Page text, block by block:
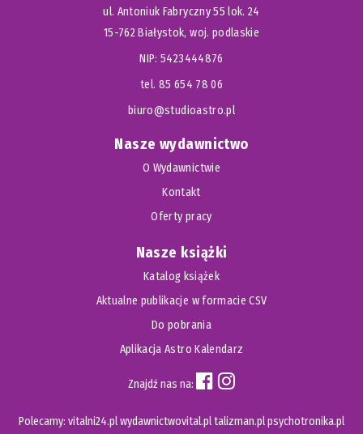
ul. Antoniuk Fabryczny 55 lok. 24
15-762 Białystok, woj. podlaskie
NIP: 5423444876
tel. 85 654 78 06
biuro@studioastro.pl
Nasze wydawnictwo
O Wydawnictwie
Kontakt
Oferty pracy
Nasze książki
Katalog książek
Aktualne publikacje w formacie CSV
Do pobrania
Aplikacja Astro Kalendarz
Znajdź nas na:
Polecamy: vitalni24.plwydawnictwovital.pltalizman.plpsychotronika.pl